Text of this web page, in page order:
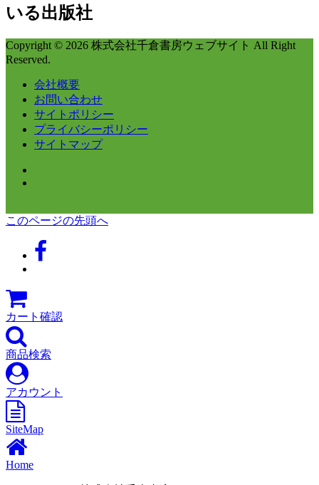
いる出版社
Copyright © 2026 株式会社千倉書房ウェブサイト All Right
Reserved.
会社概要
お問い合わせ
サイトポリシー
プライバシーポリシー
サイトマップ
このページの先頭へ
カート確認
商品検索
アカウント
SiteMap
Home